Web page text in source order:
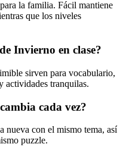
la familia. Fácil mantiene
que los niveles
Invierno en clase?
sirven para vocabulario,
actividades tranquilas.
cada vez?
nueva con el mismo tema, así
puzzle.